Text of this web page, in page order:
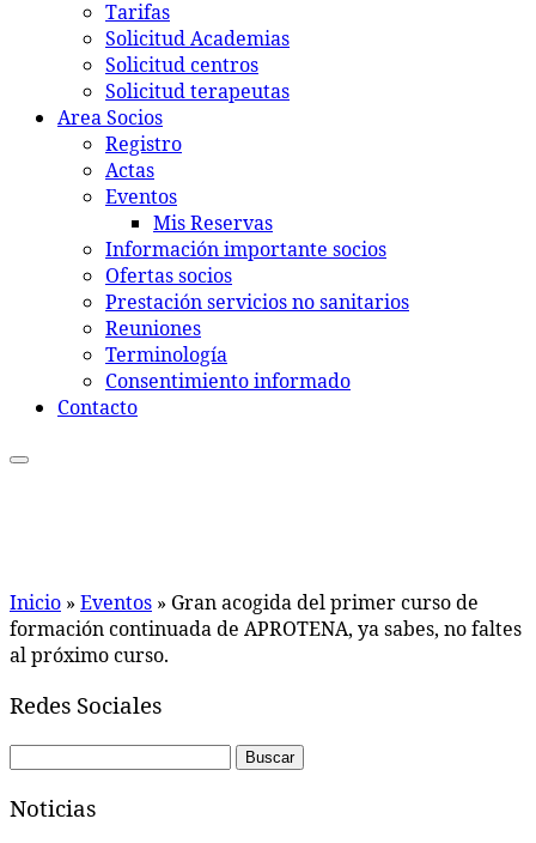
Tarifas
Solicitud Academias
Solicitud centros
Solicitud terapeutas
Area Socios
Registro
Actas
Eventos
Mis Reservas
Información importante socios
Ofertas socios
Prestación servicios no sanitarios
Reuniones
Terminología
Consentimiento informado
Contacto
Inicio » Eventos » Gran acogida del primer curso de
formación continuada de APROTENA, ya sabes, no faltes
al próximo curso.
Redes Sociales
Buscar:
Noticias